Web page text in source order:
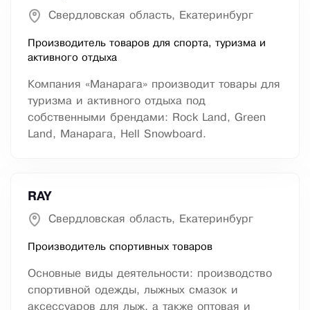
Свердловская область, Екатеринбург
Производитель товаров для спорта, туризма и
активного отдыха
Компания «Манарага» производит товары для
туризма и активного отдыха под
собственными брендами: Rock Land, Green
Land, Манарага, Hell Snowboard.
RAY
Свердловская область, Екатеринбург
Производитель спортивных товаров
Основные виды деятельности: производство
спортивной одежды, лыжных смазок и
аксессуаров для лыж, а также оптовая и